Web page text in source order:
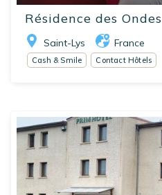
Résidence des Ondes
Saint-Lys France
Cash & Smile Contact Hôtels